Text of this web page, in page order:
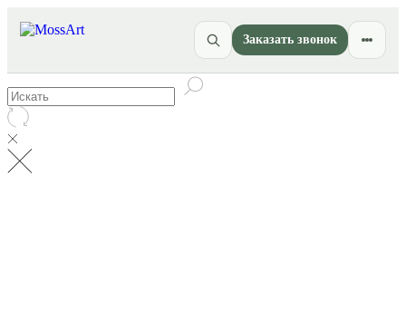
Заказать звонок